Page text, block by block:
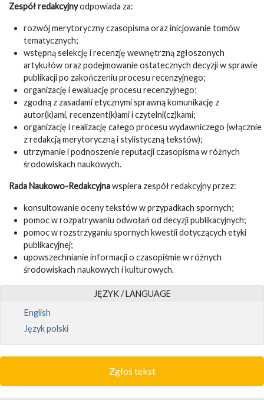
Zespół redakcyjnyodpowiada za:
rozwój merytoryczny czasopisma oraz inicjowanie tomów
tematycznych;
wstępną selekcję i recenzję wewnętrzną zgłoszonych
artykułów oraz podejmowanie ostatecznych decyzji w sprawie
publikacji po zakończeniu procesu recenzyjnego;
organizację i ewaluację procesu recenzyjnego;
zgodną z zasadami etycznymi sprawną komunikację z
autor(k)ami, recenzent(k)ami i czytelni(cz)kami;
organizację i realizację całego procesu wydawniczego (włącznie
z redakcją merytoryczną i stylistyczną tekstów);
utrzymanie i podnoszenie reputacji czasopisma w różnych
środowiskach naukowych.
Rada Naukowo-Redakcyjnawspiera zespół redakcyjny przez:
konsultowanie oceny tekstów w przypadkach spornych;
pomoc w rozpatrywaniu odwołań od decyzji publikacyjnych;
pomoc w rozstrzyganiu spornych kwestii dotyczących etyki
publikacyjnej;
upowszechnianie informacji o czasopiśmie w różnych
środowiskach naukowych i kulturowych.
JĘZYK / LANGUAGE
English
Język polski
Zgłoś tekst